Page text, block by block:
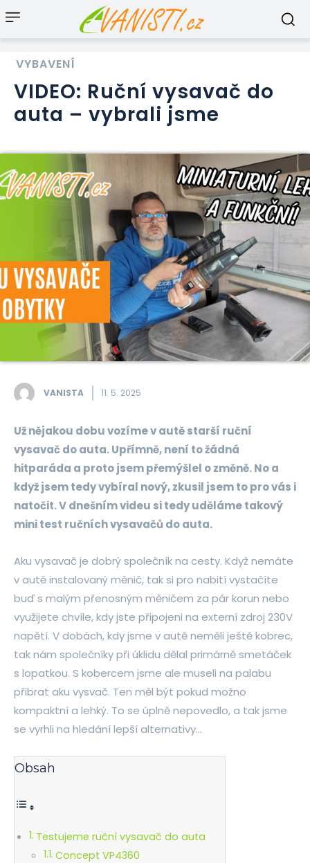
VYBAVENÍ
VIDEO: Ruční vysavač do
auta – vybrali jsme
VANISTA 11. 5. 2025
Už nějakou dobu vozíme v autě starší ruční
vysavač do auta. Upřímně, není to žádná
hitparáda a proto jsem přemýšlel o změně. No a
když jsem tedy vybíral nový, zkusil jsem to pro vás i
natočit. V dnešním videu si tedy uděláme takový
mini test ručních vysavačů do auta.
Aku vysavač je dobrý společník na cesty. Když nemáte
v autě instalovaný měnič, tak si pro nabití vystačíte
buď s malým přenosným měničem za pár korun nebo
využijete chvíle, kdy jste připojeni na externí zdroj 230V
napětí. V dobách, kdy jsme v autě neměli ještě kobrec,
tak nám společníky při úklidu dělal primárně smetáček
s lopatkou. S kobercem jsme ale museli na palabu
přibrat aku vysvač. Ten měl být pokud možno
kompaktní a lehký. To se úplně nepovedlo, a tak jsme
se vyrhli na hledání lepší alternativy…
Obsah
Testujeme ruční vysavač do auta
Concept VP4360